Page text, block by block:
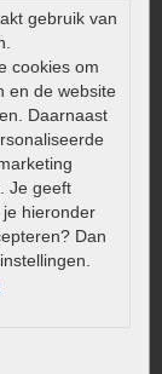
gebruik van
cookies om
en de website
Daarnaast
Je geeft
hieronder
Dan